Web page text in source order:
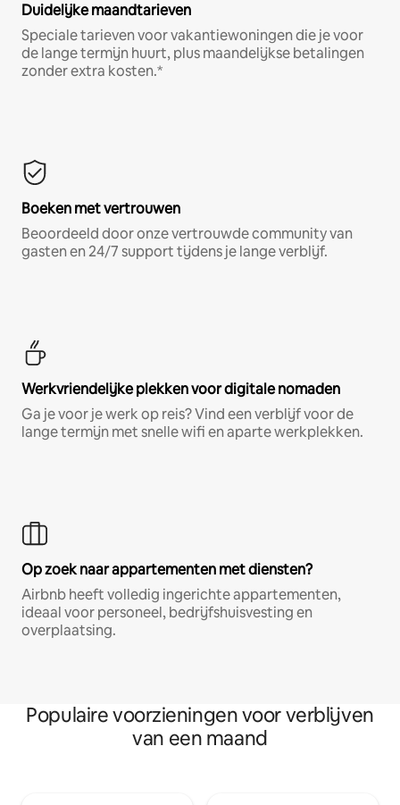
Duidelijke maandtarieven
Speciale tarieven voor vakantiewoningen die je voor
de lange termijn huurt, plus maandelijkse betalingen
zonder extra kosten.*
Boeken met vertrouwen
Beoordeeld door onze vertrouwde community van
gasten en 24/7 support tijdens je lange verblijf.
Werkvriendelijke plekken voor digitale nomaden
Ga je voor je werk op reis? Vind een verblijf voor de
lange termijn met snelle wifi en aparte werkplekken.
Op zoek naar appartementen met diensten?
Airbnb heeft volledig ingerichte appartementen,
ideaal voor personeel, bedrijfshuisvesting en
overplaatsing.
Populaire voorzieningen voor verblijven
van een maand